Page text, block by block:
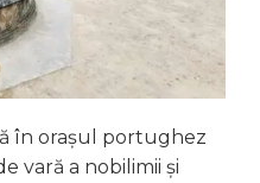
în orașul portughez
vară a nobilimii și